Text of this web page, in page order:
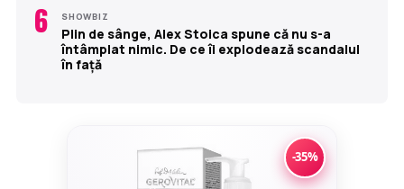
6 SHOWBIZ
Plin de sânge, Alex Stoica spune că nu s-a
întâmplat nimic. De ce îi explodează scandalul
în față
-35%